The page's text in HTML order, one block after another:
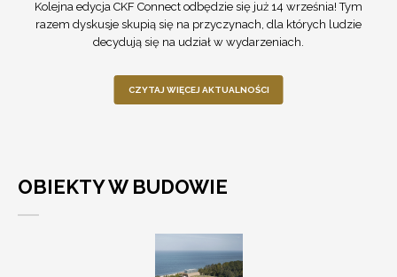
CZYTAJ WIĘCEJ AKTUALNOŚCI
Kolejna edycja CKF Connect odbędzie się już 14 września! Tym
razem dyskusje skupią się na przyczynach, dla których ludzie
decydują się na udział w wydarzeniach.
OBIEKTY W BUDOWIE